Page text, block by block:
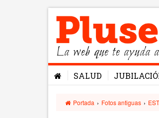
La web que te ayuda
SALUD
Portada › Fotos antiguas ›